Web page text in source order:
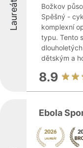
Laureáti
Božkov
Spěšný -
komplexní
typu. Tento
dětským a
8.9
Ebola